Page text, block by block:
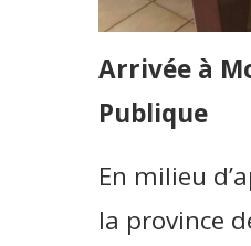
Arrivée à
Publique
En milieu
la province